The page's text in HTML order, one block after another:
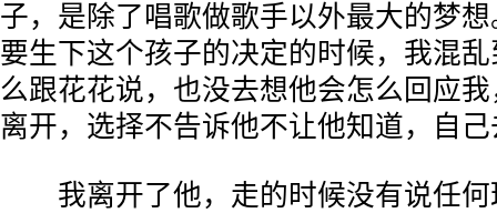
子，是除了唱歌做歌手以外最大的梦
要生下这个孩子的决定的时候，我混
么跟花花说，也没去想他会怎么回应
离开，选择不告诉他不让他知道，自
我离开了他，走的时候没有说任何